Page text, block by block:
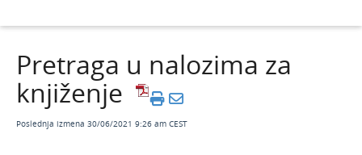
April 2026
Mart 2026
Pretraga u nalozima za
knjiženje
Poslednja izmena 30/06/2021 9:26 am CEST